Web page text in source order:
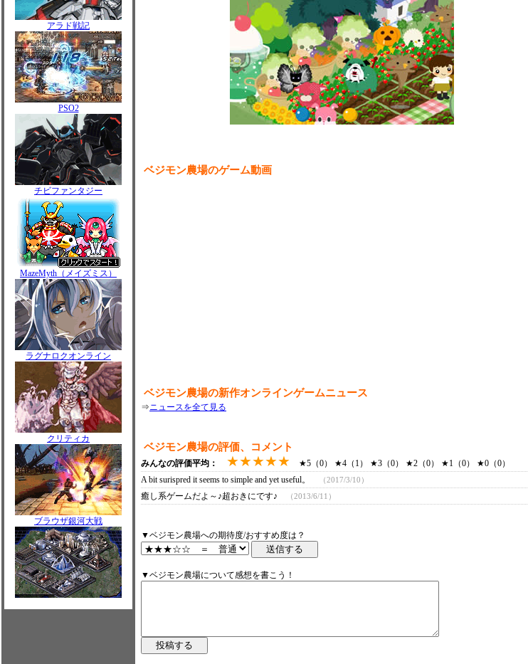
アラド戦記
PSO2
チビファンタジー
MazeMyth（メイズミス）
ラグナロクオンライン
クリティカ
ブラウザ銀河大戦
ベジモン農場のゲーム動画
ベジモン農場の新作オンラインゲームニュース
⇒ニュースを全て見る
ベジモン農場の評価、コメント
みんなの評価平均： ★★★★★ ★5（0） ★4（1） ★3（0） ★2（0） ★1（0） ★0（0）
A bit surispred it seems to simple and yet useful。
（2017/3/10）
癒し系ゲームだよ～♪超おきにです♪ （2013/6/11）
▼ベジモン農場への期待度/おすすめ度は？
▼ベジモン農場について感想を書こう！